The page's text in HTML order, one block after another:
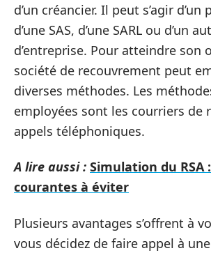
d’un créancier. Il peut s’agir d’un
d’une SAS, d’une SARL ou d’un
d’entreprise. Pour atteindre son
société de recouvrement peut
diverses méthodes. Les
employées sont les courriers de
appels téléphoniques.
A lire aussi : Simulation du RSA
courantes à éviter
Plusieurs avantages s’offrent à
vous décidez de faire appel à